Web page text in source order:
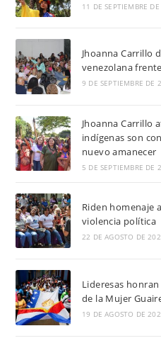
11 DE SEPTIEMBRE
Jhoanna Carrillo
venezolana
9 DE SEPTIEMBRE DE
Jhoanna Carrillo
indígenas son
nuevo amanecer
5 DE SEPTIEMBRE DE
Riden homenaje
violencia política
22 DE AGOSTO DE
Lideresas
de la Mujer
19 DE AGOSTO DE